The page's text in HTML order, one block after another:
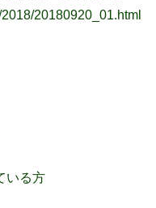
20180920_01.html
いる方